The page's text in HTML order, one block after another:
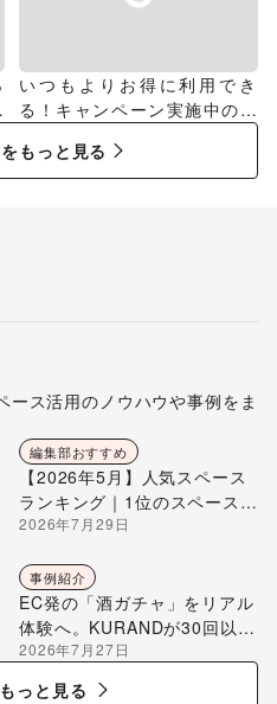
いつもよりお得に利用でき
る！キャンペーン実施中のス
もっと見る
ス活用のノウハウや事例をま
編集部おすすめ
【2026年5月】人気スペース
ランキング｜1位のスペースを
編集部が解説
2026年7月29日
事例紹介
EC発の「酒ガチャ」をリアル
体験へ。KURANDが30回以上
のポップアップ出店で届け
る“新しいお酒との出会い”
2026年7月27日
っと見る